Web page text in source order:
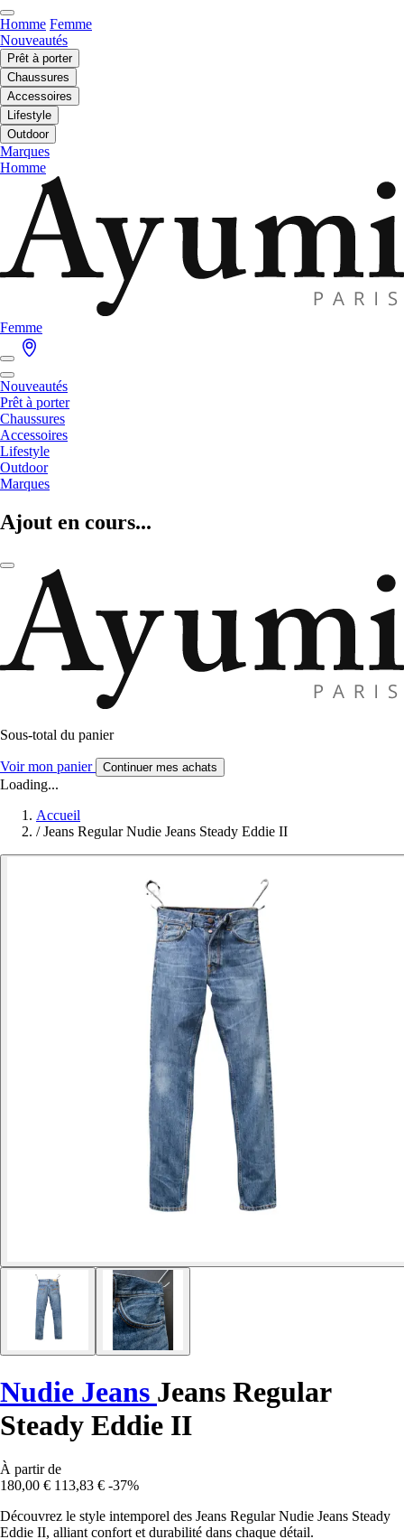
Homme Femme
Nouveautés
Prêt à porter
Chaussures
Accessoires
Lifestyle
Outdoor
Marques
Homme
Femme
Nouveautés
Prêt à porter
Chaussures
Accessoires
Lifestyle
Outdoor
Marques
Ajout en cours...
Sous-total du panier
Voir mon panier Continuer mes achats
Loading...
Accueil
/ Jeans Regular Nudie Jeans Steady Eddie II
Nudie Jeans Jeans Regular
Steady Eddie II
À partir de
180,00 € 113,83 € -37%
Découvrez le style intemporel des Jeans Regular Nudie Jeans Steady
Eddie II, alliant confort et durabilité dans chaque détail.